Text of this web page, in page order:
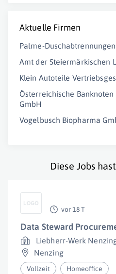
Aktuelle Firmen
Palme-
Amt der Steiermärkischen
Klein Autoteile
Österreichische
GmbH
Vogelbusch Biopharma
Diese Jobs
vor 18 T
Data Steward
Liebherr-Werk
Nenzing
Vollzeit Homeoffice